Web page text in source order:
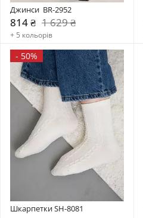
Джинси  BR-2952
814 ₴ 1 629 ₴
+ 5 кольорів
- 50%
Шкарпетки SH-8081